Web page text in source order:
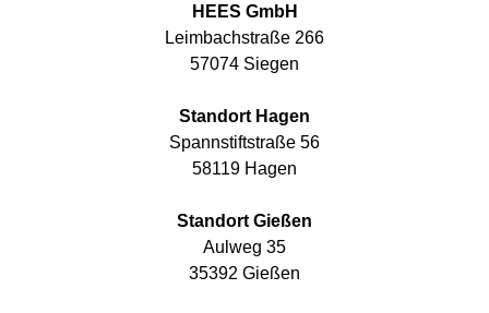
HEES GmbH
Leimbachstraße 266
57074 Siegen
Standort Hagen
Spannstiftstraße 56
58119 Hagen
Standort Gießen
Aulweg 35
35392 Gießen